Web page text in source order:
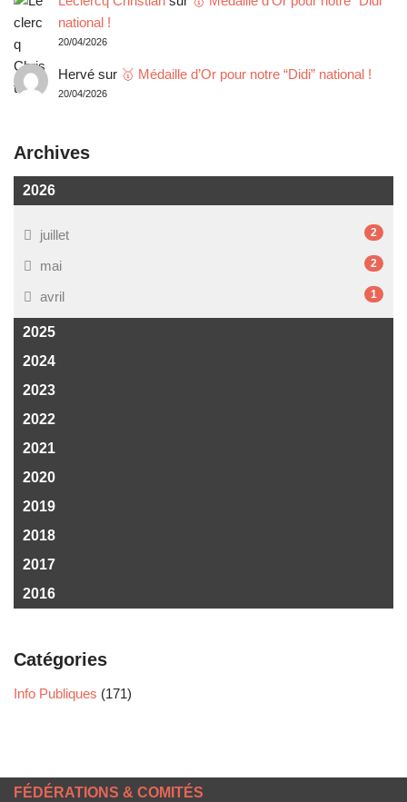
national !
20/04/2026
Hervésur 🥇 Médaille d’Or pour notre “Didi” national !
20/04/2026
Archives
2026
juillet 2
mai 2
avril 1
2025
2024
2023
2022
2021
2020
2019
2018
2017
2016
Catégories
Info Publiques (171)
FÉDÉRATIONS & COMITÉS